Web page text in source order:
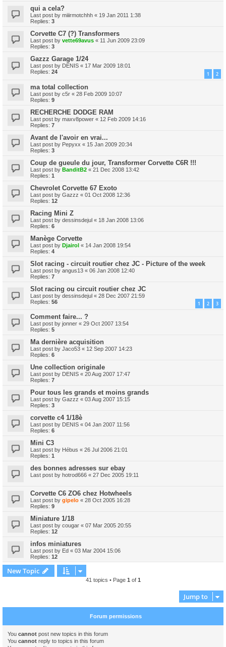
qui a cela?
Last post by miiirmotchhh « 19 Jan 2011 1:38
Replies: 3
Corvette C7 (?) Transformers
Last post by vette69avus « 11 Jun 2009 23:09
Replies: 3
Gazzz Garage 1/24
Last post by DENIS « 17 Mar 2009 18:01
Replies: 24 1 2
ma total collection
Last post by c5r « 28 Feb 2009 10:07
Replies: 9
RECHERCHE DODGE RAM
Last post by maxv8power « 12 Feb 2009 14:16
Replies: 7
Avant de l'avoir en vrai...
Last post by Pepyxx « 15 Jan 2009 20:34
Replies: 3
Coup de gueule du jour, Transformer Corvette C6R !!!
Last post by BanditB2 « 21 Dec 2008 13:42
Replies: 1
Chevrolet Corvette 67 Exoto
Last post by Gazzz « 01 Oct 2008 12:36
Replies: 12
Racing Mini Z
Last post by dessinsdejul « 18 Jan 2008 13:06
Replies: 6
Manège Corvette
Last post by Djairol « 14 Jan 2008 19:54
Replies: 4
Slot racing - circuit routier chez JC - Picture of the week
Last post by angus13 « 06 Jan 2008 12:40
Replies: 7
Slot racing ou circuit routier chez JC
Last post by dessinsdejul « 28 Dec 2007 21:59
Replies: 56 1 2 3
Comment faire... ?
Last post by jonner « 29 Oct 2007 13:54
Replies: 5
Ma dernière acquisition
Last post by Jaco53 « 12 Sep 2007 14:23
Replies: 6
Une collection originale
Last post by DENIS « 20 Aug 2007 17:47
Replies: 7
Pour tous les grands et moins grands
Last post by Gazzz « 03 Aug 2007 15:15
Replies: 3
corvette c4 1/18è
Last post by DENIS « 04 Jan 2007 11:56
Replies: 6
Mini C3
Last post by Hébus « 26 Jul 2006 21:01
Replies: 1
des bonnes adresses sur ebay
Last post by hotrod666 « 27 Dec 2005 19:11
Corvette C6 ZO6 chez Hotwheels
Last post by gipelo « 28 Oct 2005 16:28
Replies: 9
Miniature 1/18
Last post by cougar « 07 Mar 2005 20:55
Replies: 12
infos miniatures
Last post by Ed « 03 Mar 2004 15:06
Replies: 12
New Topic
41 topics • Page 1of 1
Jump to
Forum permissions
You cannot post new topics in this forum
You cannot reply to topics in this forum